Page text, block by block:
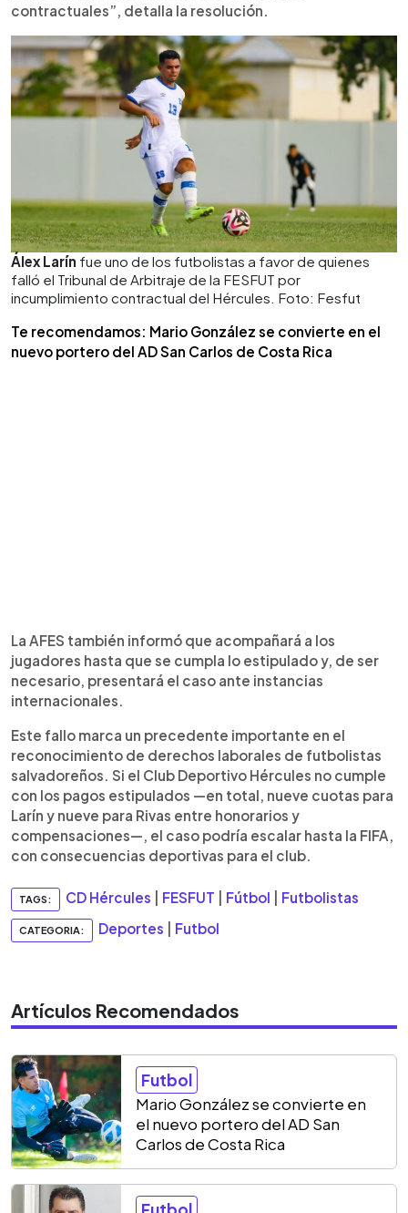
contractuales”, detalla la resolución.
Álex Larín fue uno de los futbolistas a favor de quienes
falló el Tribunal de Arbitraje de la FESFUT por
incumplimiento contractual del Hércules. Foto: Fesfut
Te recomendamos: Mario González se convierte en el
nuevo portero del AD San Carlos de Costa Rica
La AFES también informó que acompañará a los
jugadores hasta que se cumpla lo estipulado y, de ser
necesario, presentará el caso ante instancias
internacionales.
Este fallo marca un precedente importante en el
reconocimiento de derechos laborales de futbolistas
salvadoreños. Si el Club Deportivo Hércules no cumple
con los pagos estipulados —en total, nueve cuotas para
Larín y nueve para Rivas entre honorarios y
compensaciones—, el caso podría escalar hasta la FIFA,
con consecuencias deportivas para el club.
TAGS: CD Hércules FESFUT Fútbol Futbolistas
CATEGORIA: Deportes Futbol
Artículos Recomendados
Futbol
Mario González se convierte en
el nuevo portero del AD San
Carlos de Costa Rica